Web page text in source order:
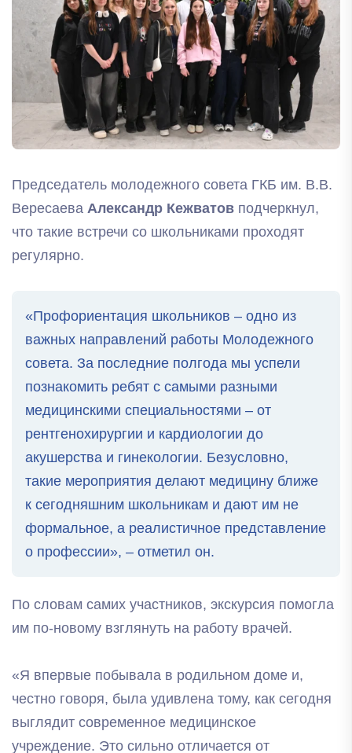
Председатель молодежного совета ГКБ им. В.В.
Вересаева Александр Кежватов подчеркнул,
что такие встречи со школьниками проходят
регулярно.
«Профориентация школьников – одно из
важных направлений работы Молодежного
совета. За последние полгода мы успели
познакомить ребят с самыми разными
медицинскими специальностями – от
рентгенохирургии и кардиологии до
акушерства и гинекологии. Безусловно,
такие мероприятия делают медицину ближе
к сегодняшним школьникам и дают им не
формальное, а реалистичное представление
о профессии», – отметил он.
По словам самих участников, экскурсия помогла
им по-новому взглянуть на работу врачей.
«Я впервые побывала в родильном доме и,
честно говоря, была удивлена тому, как сегодня
выглядит современное медицинское
учреждение. Это сильно отличается от